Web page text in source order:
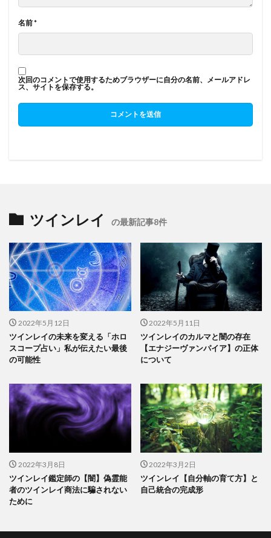
名前*
次回のコメントで使用するためブラウザーに自分の名前、メールアドレ
ス、サイトを保存する。
ツインレイ の最新記事8件
2022年5月12日
ツインレイの未来を変える「ホロ
スコープ占い」私が伝えたい最後
の可能性
2022年5月11日
ツインレイのカルマと闇の存在
【エナジーヴァンパイア】の正体
について
2022年3月8日
ツインレイ鑑定師の【闇】偽霊能
者のツインレイ商法に騙されない
ために
2022年3月2日
ツインレイ【自分軸の育て方】と
自己統合の完成形